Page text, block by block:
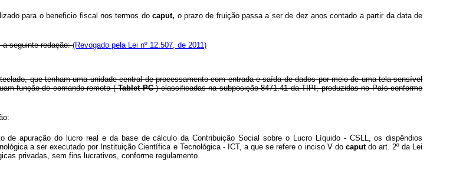
para o beneficio fiscal nos termos docaput, o prazo de fruição passa a ser de dez anos contado a partir da data de
a seguinte redação:(Revogado pela Lei nº 12.507, de 2011)
que tenham uma unidade central de processamento com entrada e saída de dados por meio de uma tela sensível
função de comando remoto (Tablet PC) classificadas na subposição 8471.41 da TIPI, produzidas no País conforme
de apuração do lucro real e da base de cálculo da Contribuição Social sobre o Lucro Líquido - CSLL, os dispêndios
a ser executado por Instituição Científica e Tecnológica - ICT, a que se refere o inciso V do caput do art. 2º da Lei
privadas, sem fins lucrativos, conforme regulamento.